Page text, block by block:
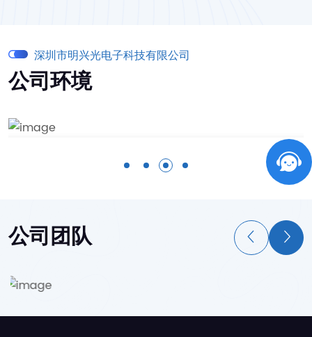
深圳市明兴光电子科技有限公司
公司环境
公司团队